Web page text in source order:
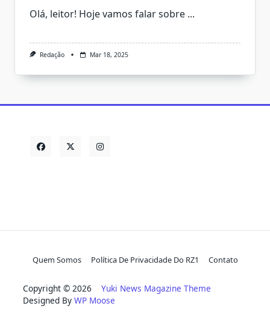
Olá, leitor! Hoje vamos falar sobre ...
Redação Mar 18, 2025
Quem Somos Política De Privacidade Do RZ1 Contato
Copyright © 2026 Yuki News Magazine Theme
Designed By WP Moose